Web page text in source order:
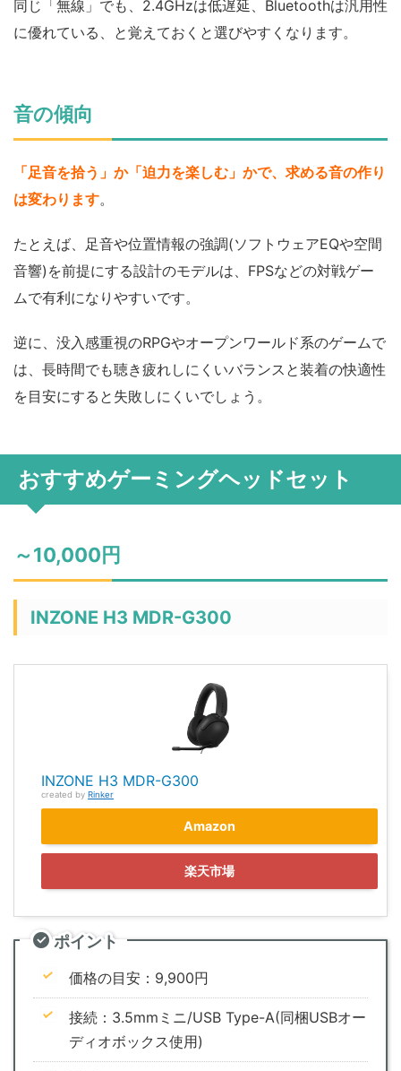
同じ「無線」でも、2.4GHzは低遅延、Bluetoothは汎用性
に優れている、と覚えておくと選びやすくなります。
音の傾向
「足音を拾う」か「迫力を楽しむ」かで、求める音の作り
は変わります。
たとえば、足音や位置情報の強調(ソフトウェアEQや空間
音響)を前提にする設計のモデルは、FPSなどの対戦ゲー
ムで有利になりやすいです。
逆に、没入感重視のRPGやオープンワールド系のゲームで
は、長時間でも聴き疲れしにくいバランスと装着の快適性
を目安にすると失敗しにくいでしょう。
おすすめゲーミングヘッドセット
～10,000円
INZONE H3 MDR-G300
INZONE H3 MDR-G300
created by Rinker
Amazon
楽天市場
ポイント
価格の目安：9,900円
接続：3.5mmミニ/USB Type-A(同梱USBオー
ディオボックス使用)